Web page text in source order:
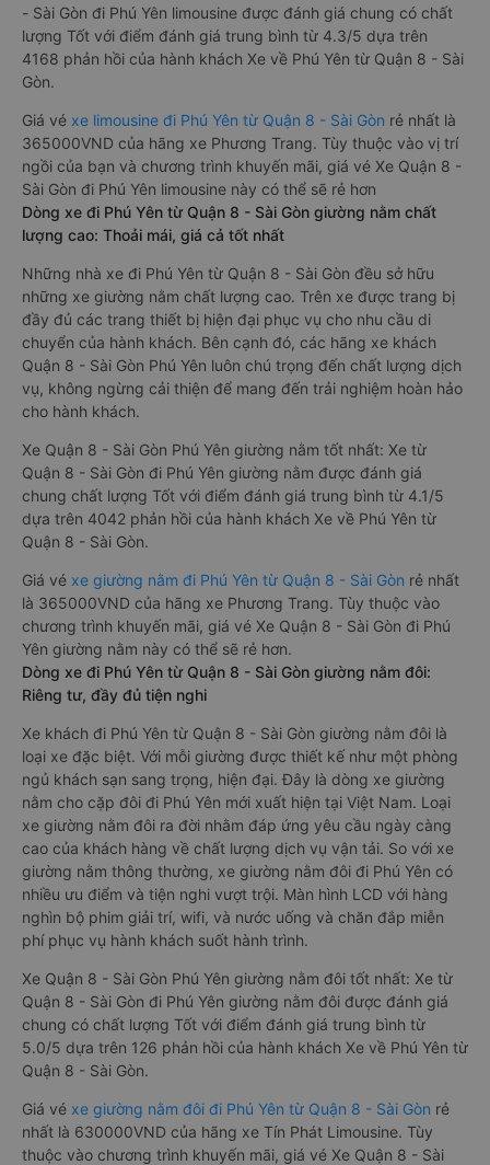
- Sài Gòn đi Phú Yên limousine được đánh giá chung có chất
lượng Tốt với điểm đánh giá trung bình từ 4.3/5 dựa trên
4168 phản hồi của hành khách Xe về Phú Yên từ Quận 8 - Sài
Gòn.
Giá vé xe limousine đi Phú Yên từ Quận 8 - Sài Gòn rẻ nhất là
365000VND của hãng xe Phương Trang. Tùy thuộc vào vị trí
ngồi của bạn và chương trình khuyến mãi, giá vé Xe Quận 8 -
Sài Gòn đi Phú Yên limousine này có thể sẽ rẻ hơn
Dòng xe đi Phú Yên từ Quận 8 - Sài Gòn giường nằm chất
lượng cao: Thoải mái, giá cả tốt nhất
Những nhà xe đi Phú Yên từ Quận 8 - Sài Gòn đều sở hữu
những xe giường nằm chất lượng cao. Trên xe được trang bị
đầy đủ các trang thiết bị hiện đại phục vụ cho nhu cầu di
chuyển của hành khách. Bên cạnh đó, các hãng xe khách
Quận 8 - Sài Gòn Phú Yên luôn chú trọng đến chất lượng dịch
vụ, không ngừng cải thiện để mang đến trải nghiệm hoàn hảo
cho hành khách.
Xe Quận 8 - Sài Gòn Phú Yên giường nằm tốt nhất: Xe từ
Quận 8 - Sài Gòn đi Phú Yên giường nằm được đánh giá
chung chất lượng Tốt với điểm đánh giá trung bình từ 4.1/5
dựa trên 4042 phản hồi của hành khách Xe về Phú Yên từ
Quận 8 - Sài Gòn.
Giá vé xe giường nằm đi Phú Yên từ Quận 8 - Sài Gòn rẻ nhất
là 365000VND của hãng xe Phương Trang. Tùy thuộc vào
chương trình khuyến mãi, giá vé Xe Quận 8 - Sài Gòn đi Phú
Yên giường nằm này có thể sẽ rẻ hơn.
Dòng xe đi Phú Yên từ Quận 8 - Sài Gòn giường nằm đôi:
Riêng tư, đầy đủ tiện nghi
Xe khách đi Phú Yên từ Quận 8 - Sài Gòn giường nằm đôi là
loại xe đặc biệt. Với mỗi giường được thiết kế như một phòng
ngủ khách sạn sang trọng, hiện đại. Đây là dòng xe giường
nằm cho cặp đôi đi Phú Yên mới xuất hiện tại Việt Nam. Loại
xe giường nằm đôi ra đời nhằm đáp ứng yêu cầu ngày càng
cao của khách hàng về chất lượng dịch vụ vận tải. So với xe
giường nằm thông thường, xe giường nằm đôi đi Phú Yên có
nhiều ưu điểm và tiện nghi vượt trội. Màn hình LCD với hàng
nghìn bộ phim giải trí, wifi, và nước uống và chăn đắp miễn
phí phục vụ hành khách suốt hành trình.
Xe Quận 8 - Sài Gòn Phú Yên giường nằm đôi tốt nhất: Xe từ
Quận 8 - Sài Gòn đi Phú Yên giường nằm đôi được đánh giá
chung có chất lượng Tốt với điểm đánh giá trung bình từ
5.0/5 dựa trên 126 phản hồi của hành khách Xe về Phú Yên từ
Quận 8 - Sài Gòn.
Giá vé xe giường nằm đôi đi Phú Yên từ Quận 8 - Sài Gòn rẻ
nhất là 630000VND của hãng xe Tín Phát Limousine. Tùy
thuộc vào chương trình khuyến mãi, giá vé Xe Quận 8 - Sài